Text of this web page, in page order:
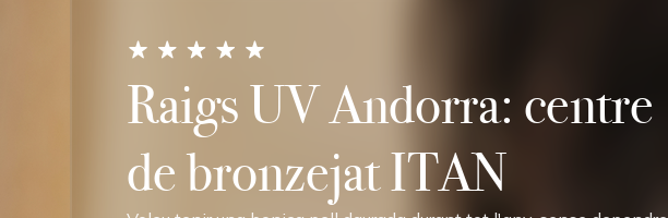
Raigs UV Andorra: centre
de bronzejat ITAN